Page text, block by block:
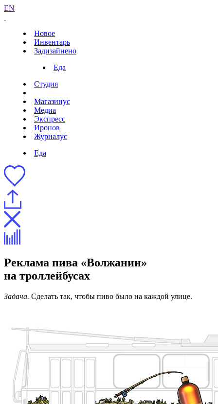
EN
Новое
Инвентарь
Задизайнено
Еда
Студия
Магазинус
Медиа
Экспресс
Иронов
Журналус
Еда
Реклама пива «Волжанин»
на троллейбусах
Задача. Сделать так, чтобы пиво было на каждой улице.